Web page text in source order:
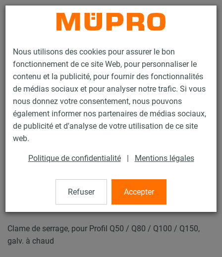
Nous utilisons des cookies pour assurer le bon
fonctionnement de ce site Web, pour personnaliser le
contenu et la publicité, pour fournir des fonctionnalités
de médias sociaux et pour analyser notre trafic. Si vous
nous donnez votre consentement, nous pouvons
également informer nos partenaires de médias sociaux,
de publicité et d'analyse de votre utilisation de ce site
web.
Politique de confidentialité | Mentions légales
Refuser Accepter
Contact
Produits Technique de fixation
Supports lourds
Rails d’installation MPT (plage de charge lourde)
Clame de guidage MPT, type FA et FGA
Clame de guidage MPT, type
FA et FGA
Clame de serrage, pour Profil Q50 / Q80 / Q100 / Q150,
galv. à chaud